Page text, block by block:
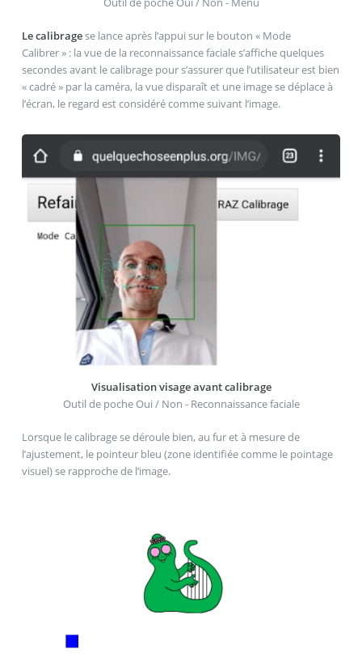
Le calibragese lance après l’appui sur le bouton « Mode
Calibrer » : la vue de la reconnaissance faciale s’affiche quelques
secondes avant le calibrage pour s’assurer que l’utilisateur est bien
« cadré » par la caméra, la vue disparaît et une image se déplace à
l’écran, le regard est considéré comme suivant l’image.
Visualisation visage avant calibrage
Outil de poche Oui / Non - Reconnaissance faciale
Lorsque le calibrage se déroule bien, au fur et à mesure de
l’ajustement, le pointeur bleu (zone identifiée comme le pointage
visuel) se rapproche de l’image.